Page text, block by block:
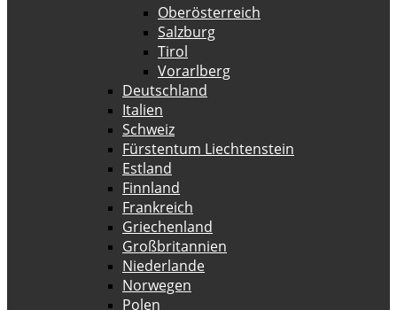
Oberösterreich
Salzburg
Tirol
Vorarlberg
Deutschland
Italien
Schweiz
Fürstentum Liechtenstein
Estland
Finnland
Frankreich
Griechenland
Großbritannien
Niederlande
Norwegen
Polen